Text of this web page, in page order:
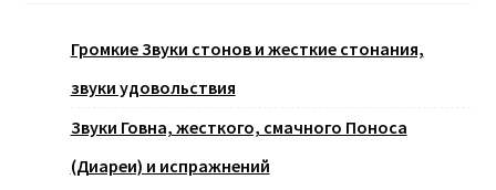
Громкие Звуки стонов и жесткие стонания,
звуки удовольствия
Звуки Говна, жесткого, смачного Поноса
(Диареи) и испражнений